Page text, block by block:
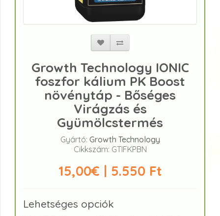
Growth Technology IONIC
foszfor kálium PK Boost
növénytáp - Bőséges
Virágzás és
Gyümölcstermés
Gyártó: Growth Technology
Cikkszám: GTIFKPBN
15,00€ | 5.550 Ft
Lehetséges opciók